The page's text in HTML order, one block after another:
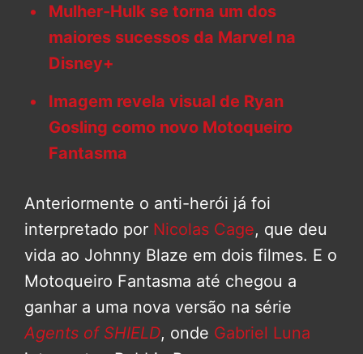
Mulher-Hulk se torna um dos
maiores sucessos da Marvel na
Disney+
Imagem revela visual de Ryan
Gosling como novo Motoqueiro
Fantasma
Anteriormente o anti-herói já foi
interpretado por Nicolas Cage, que deu
vida ao Johnny Blaze em dois filmes. E o
Motoqueiro Fantasma até chegou a
ganhar a uma nova versão na série
Agents of SHIELD, onde Gabriel Luna